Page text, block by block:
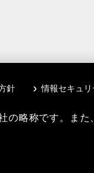
針 情報セキュ
の略称です。ま